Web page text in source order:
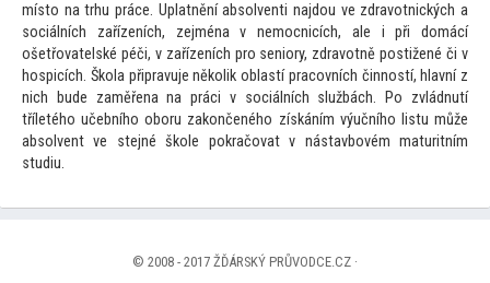
místo na trhu práce. Uplatnění absolventi najdou ve zdravotnických a
sociálních zařízeních, zejména v nemocnicích, ale i při domácí
ošetřovatelské péči, v zařízeních pro seniory, zdravotně postižené či v
hospicích. Škola připravuje několik oblastí pracovních činností, hlavní z
nich bude zaměřena na práci v sociálních službách. Po zvládnutí
tříletého učebního oboru zakončeného získáním výučního listu může
absolvent ve stejné škole pokračovat v nástavbovém maturitním
studiu.
© 2008 - 2017 ŽĎÁRSKÝ PRŮVODCE.CZ ·